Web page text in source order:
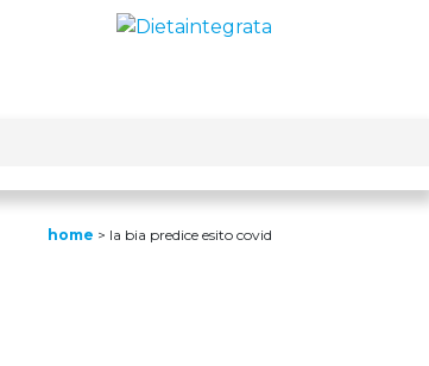
home > la bia predice esito covid